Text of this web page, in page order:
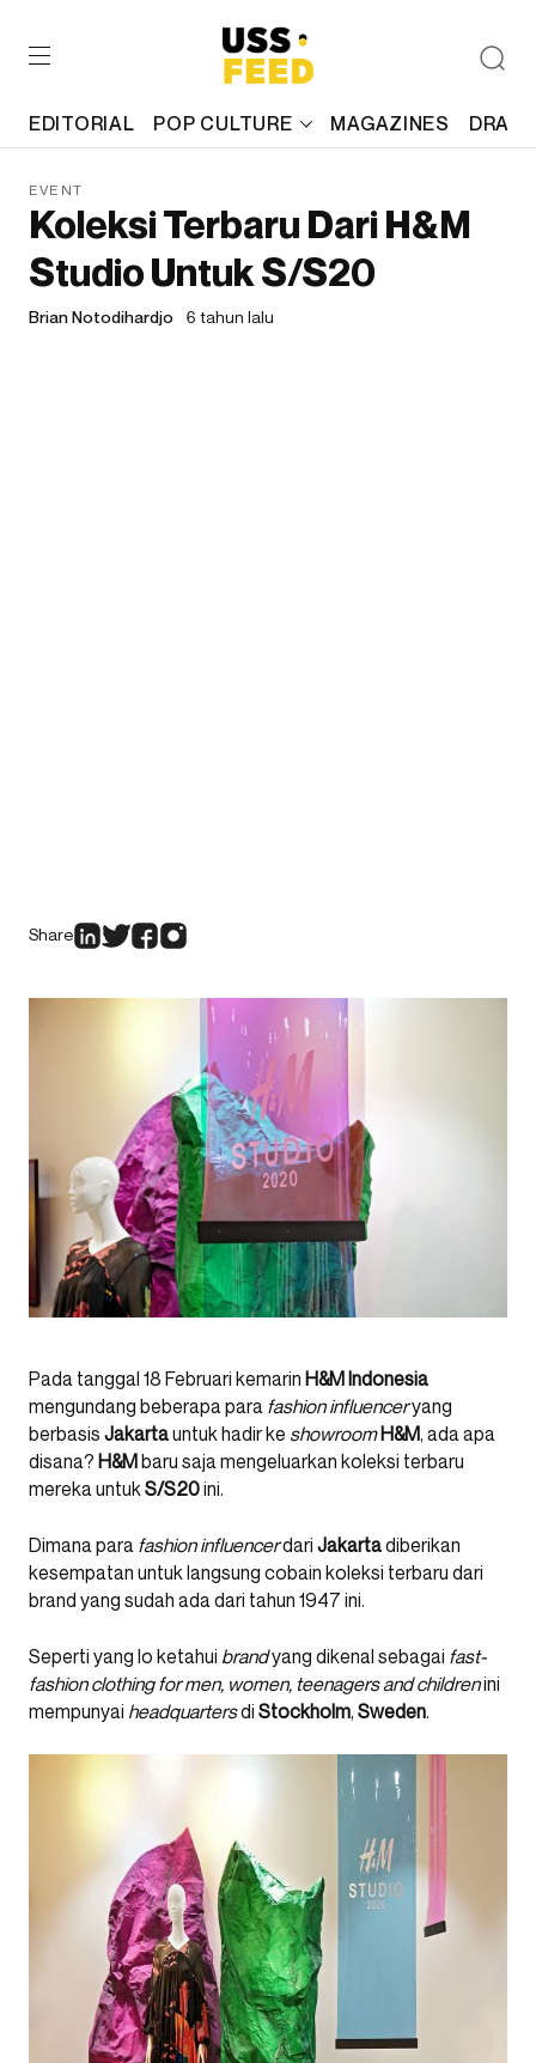
EDITORIAL POP CULTURE MAGAZINES
EVENT
Koleksi Terbaru Dari H&M
Studio Untuk S/S20
Brian Notodihardjo 6 tahun lalu
Share
Pada tanggal 18 Februari kemarin H&M Indonesia
mengundang beberapa para fashion influenceryang
berbasis Jakartauntuk hadir ke showroom H&M, ada apa
disana? H&Mbaru saja mengeluarkan koleksi terbaru
mereka untukS/S20ini.
Dimana para fashion influencerdari Jakartadiberikan
kesempatan untuk langsung cobain koleksi terbaru dari
brand yang sudah ada dari tahun 1947 ini.
Seperti yang lo ketahui brandyang dikenal sebagai fast-
fashion clothing for men, women, teenagers and childrenini
mempunyai headquartersdi Stockholm, Sweden.